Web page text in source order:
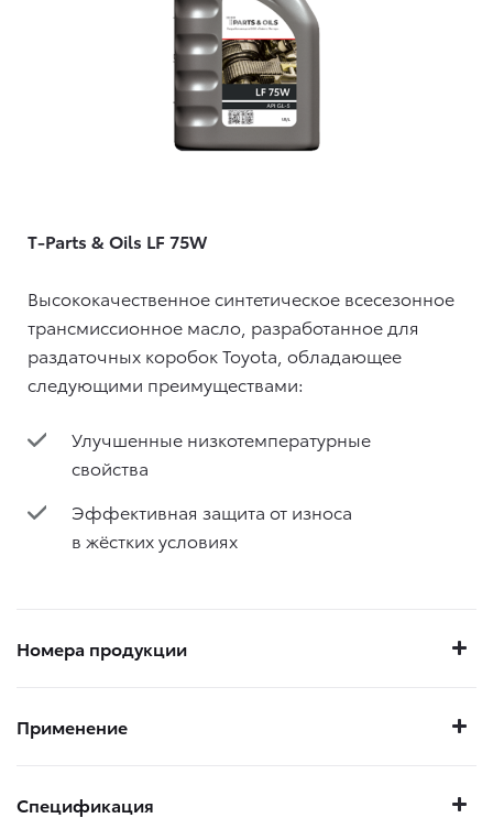
T-Parts & Oils LF 75W
Высококачественное синтетическое всесезонное
трансмиссионное масло, разработанное для
раздаточных коробок Toyota, обладающее
следующими преимуществами:
Улучшенные низкотемпературные
свойства
Эффективная защита от износа
в жёстких условиях
Номера продукции
Применение
Спецификация